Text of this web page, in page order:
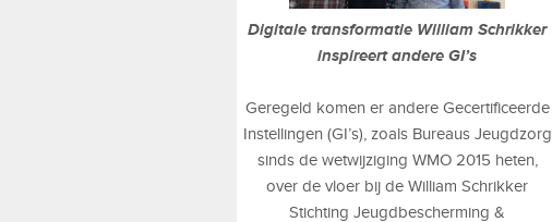
Digitale transformatie William Schrikker
inspireert andere GI’s
Geregeld komen er andere Gecertificeerde
Instellingen (GI’s), zoals Bureaus Jeugdzorg
sinds de wetwijziging WMO 2015 heten,
over de vloer bij de William Schrikker
Stichting Jeugdbescherming &